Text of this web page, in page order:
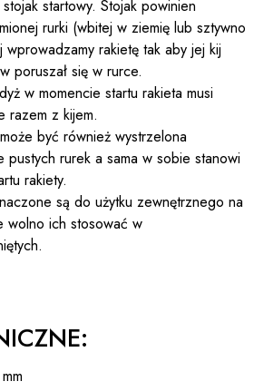
startowy. Stojak powinien
rurki (wbitej w ziemię lub sztywno
rakietę tak aby jej kij
poruszał się w rurce.
w momencie startu rakieta musi
razem z kijem.
być również wystrzelona
pustych rurek a sama w sobie stanowi
rakiety.
są do użytku zewnętrznego na
wolno ich stosować w